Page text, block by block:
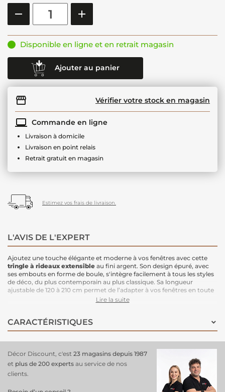
Disponible en ligne et en retrait magasin
Ajouter au panier
Vérifier votre stock en magasin
Commande en ligne
Livraison à domicile
Livraison en point relais
Retrait gratuit en magasin
Estimez vos frais de livraison.
L'AVIS DE L'EXPERT
Ajoutez une touche élégante et moderne à vos fenêtres avec cette
tringle à rideaux extensible au fini argent. Son design épuré, avec
ses embouts en forme de boule, s'intègre facilement à tous les styles
de déco, du plus contemporain au plus classique. Sa longueur
ajustable de 120 à 210 cm permet de l’adapter à vos fenêtres en toute
à vos fenêtres.
Fini argent: Un coloris sobre et raffiné qui met en valeur vos rideaux
Embouts en boule: Choisissez entre un motif boule pleine pour un
style épuré ou un motif fantaisie pour ajouter une touche décorative
unique.
Installation facile
: Prête à poser, avec tout le nécessaire inclus pour
Lire la suite
CARACTÉRISTIQUES
Décor Discount, c'est 23 magasins depuis 1987
et plus de 200 experts au service de nos
clients.